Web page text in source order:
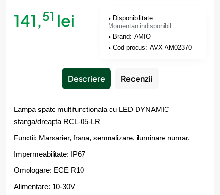
141,51 lei
Disponibilitate:
Momentan indisponibil
Brand: AMIO
Cod produs: AVX-AM02370
Descriere Recenzii
Lampa spate multifunctionala cu LED DYNAMIC
stanga/dreapta RCL-05-LR
Functii: Marsarier, frana, semnalizare, iluminare numar.
Impermeabilitate: IP67
Omologare: ECE R10
Alimentare: 10-30V